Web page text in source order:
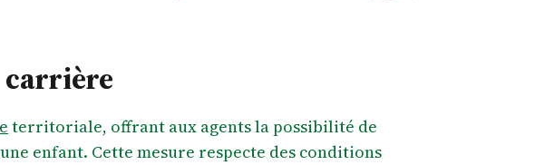
carrière
territoriale, offrant aux agents la possibilité de
enfant. Cette mesure respecte des conditions